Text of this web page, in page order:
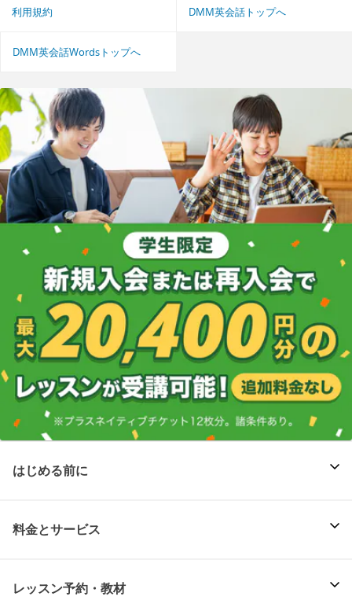
利用規約 DMM英会話トップへ
DMM英会話Wordsトップへ
はじめる前に
料金とサービス
レッスン予約・教材